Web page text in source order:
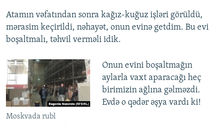
Atamın vəfatından sonra kağız-kuğuz işləri görüldü,
mərasim keçirildi, nəhayət, onun evinə getdim. Bu evi
boşaltmalı, təhvil verməli idik.
Moskvada rubl
Onun evini boşaltmağın
aylarla vaxt aparacağı heç
birimizin ağlına gəlməzdi.
Evdə o qədər əşya vardı ki!